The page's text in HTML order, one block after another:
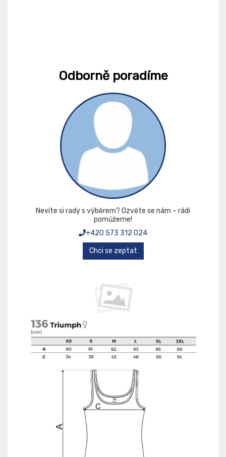
Odborně poradíme
Nevíte si rady s výběrem? Ozvěte se nám – rádi
pomůžeme!
+420 573 312 024
Chci se zeptat